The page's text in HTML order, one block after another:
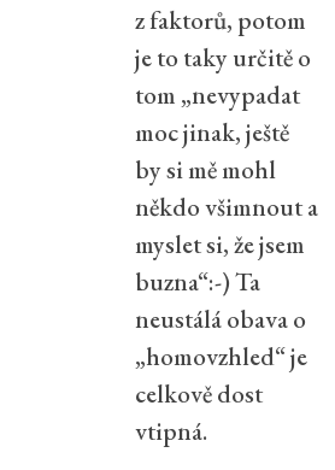
z faktorů, potom
je to taky určitě o
tom „nevypadat
moc jinak, ještě
by si mě mohl
někdo všimnout a
myslet si, že jsem
buzna“:-) Ta
neustálá obava o
„homovzhled“ je
celkově dost
vtipná.